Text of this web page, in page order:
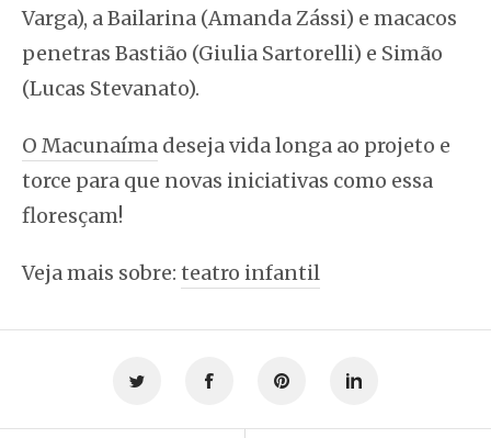
Varga), a Bailarina (Amanda Zássi) e macacos
penetras Bastião (Giulia Sartorelli) e Simão
(Lucas Stevanato).
O Macunaíma deseja vida longa ao projeto e
torce para que novas iniciativas como essa
floresçam!
Veja mais sobre: teatro infantil